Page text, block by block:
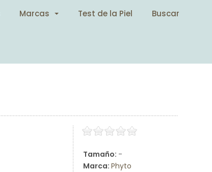
Marcas Test de la Piel
Buscar
Tamaño: -
Marca: Phyto